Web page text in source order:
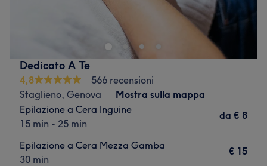
Dedicato A Te
4,8
566 recensioni
Staglieno, Genova
Mostra sulla mappa
Epilazione a Cera Inguine
15 min - 25 min
da € 8
Epilazione a Cera Mezza Gamba
30 min
€ 15